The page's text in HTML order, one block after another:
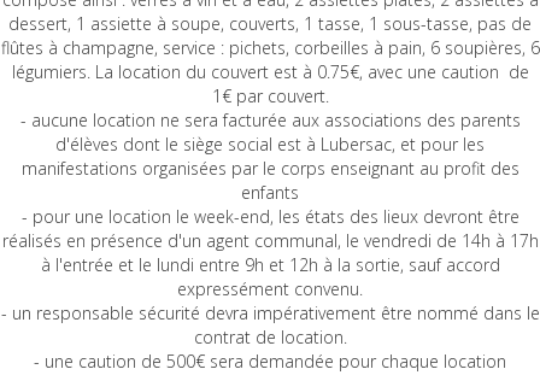
dessert, 1 assiette à soupe, couverts, 1 tasse, 1 sous-tasse, pas de
flûtes à champagne, service : pichets, corbeilles à pain, 6 soupières, 6
légumiers. La location du couvert est à 0.75€, avec une caution de
1€ par couvert.
- aucune location ne sera facturée aux associations des parents
d'élèves dont le siège social est à Lubersac, et pour les
manifestations organisées par le corps enseignant au profit des
enfants
- pour une location le week-end, les états des lieux devront être
réalisés en présence d'un agent communal, le vendredi de 14h à 17h
à l'entrée et le lundi entre 9h et 12h à la sortie, sauf accord
expressément convenu.
- un responsable sécurité devra impérativement être nommé dans le
contrat de location.
- une caution de 500€ sera demandée pour chaque location